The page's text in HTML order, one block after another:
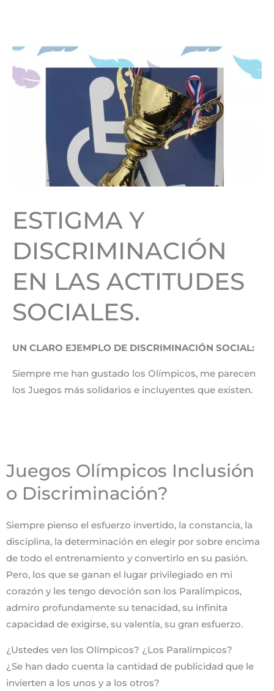
ESTIGMA Y
DISCRIMINACIÓN
EN LAS ACTITUDES
SOCIALES.
UN CLARO EJEMPLO DE DISCRIMINACIÓN SOCIAL:
Siempre me han gustado los Olímpicos, me parecen
los Juegos más solidarios e incluyentes que existen.
Juegos Olímpicos Inclusión
o Discriminación?
Siempre pienso el esfuerzo invertido, la constancia, la
disciplina, la determinación en elegir por sobre encima
de todo el entrenamiento y convertirlo en su pasión.
Pero, los que se ganan el lugar privilegiado en mi
corazón y les tengo devoción son los Paralímpicos,
admiro profundamente su tenacidad, su infinita
capacidad de exigirse, su valentía, su gran esfuerzo.
¿Ustedes ven los Olímpicos? ¿Los Paralímpicos?
¿Se han dado cuenta la cantidad de publicidad que le
invierten a los unos y a los otros?